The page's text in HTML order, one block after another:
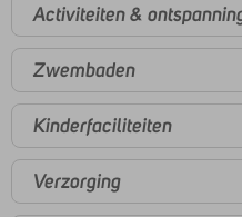
Activiteiten &
Zwembaden
Kinderfaciliteiten
Verzorging